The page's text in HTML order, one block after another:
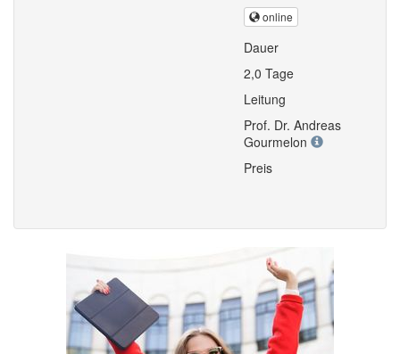
online
Dauer
2,0 Tage
Leitung
Prof. Dr. Andreas
Gourmelon
Preis